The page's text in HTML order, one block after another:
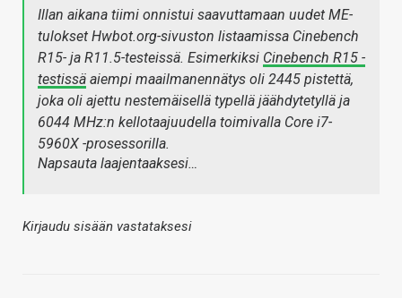
Illan aikana tiimi onnistui saavuttamaan uudet ME-
tulokset Hwbot.org-sivuston listaamissa Cinebench
R15- ja R11.5-testeissä. Esimerkiksi Cinebench R15 -
testissä aiempi maailmanennätys oli 2445 pistettä,
joka oli ajettu nestemäisellä typellä jäähdytetyllä ja
6044 MHz:n kellotaajuudella toimivalla Core i7-
5960X -prosessorilla.
Napsauta laajentaaksesi…
Kirjaudu sisään vastataksesi